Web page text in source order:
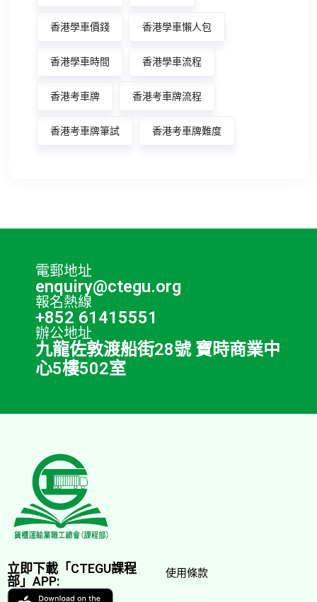
香港學車價錢 香港學車懶人包
香港學車時間 香港學車流程
香港考車牌 香港考車牌流程
香港考車牌筆試 香港考車牌難度
電郵地址
enquiry@ctegu.org
報名熱線
+852 61415551
辦公地址
九龍佐敦渡船街28號 寶時商業中
心5樓502室
立即下載「CTEGU課程
部」APP:
使用條款